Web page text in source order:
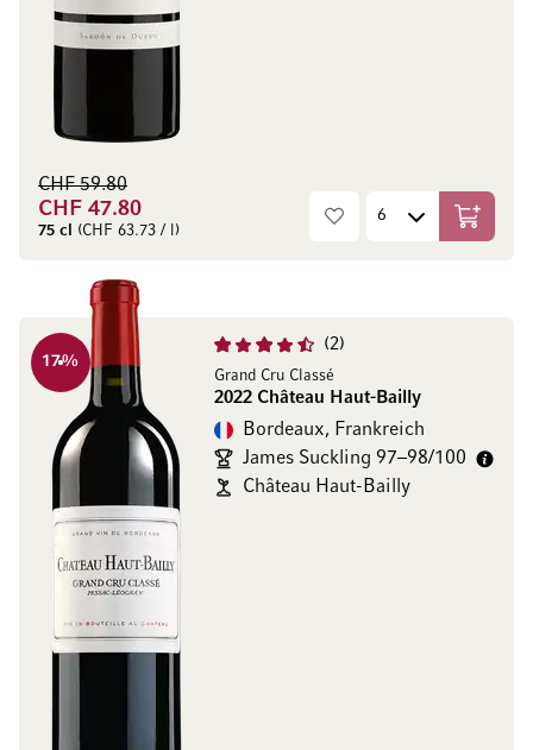
CHF 47.80
CHF 59.80
75 cl (CHF 63.73 / l) In den
2
Grand Cru Classé
2022 Château Haut-Bailly
17%
Bordeaux, Frankreich
James Suckling 97–98/100
Château Haut-Bailly